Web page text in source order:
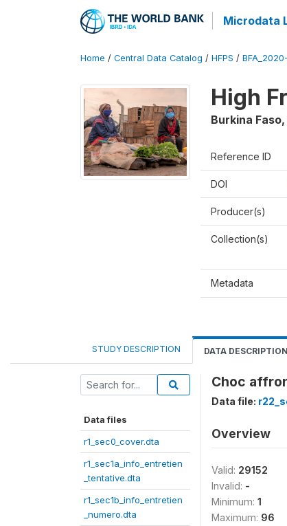
Microdata
Home / Central Data Catalog / HFPS /
High
Burkina Faso,
Reference ID
DOI
Producer(s)
Collection(s)
Metadata
STUDY DESCRIPTION DATA DESCRIPTION
Data files
r1_sec0_cover.dta
r1_sec1a_info_entretien
_tentative.dta
r1_sec1b_info_entretien
_numero.dta
Choc
Data file:
Overview
Valid: 29152
Invalid: -
Minimum: 1
Maximum: 96